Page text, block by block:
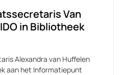
Van
in Bibliotheek
Alexandra van Huffelen
aan het Informatiepunt